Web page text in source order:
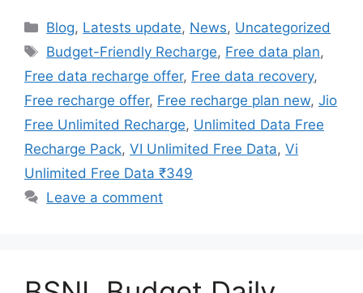
Categories
Blog, Latests update, News, Uncategorized
Tags
Budget-Friendly Recharge, Free data plan,
Free data recharge offer, Free data recovery,
Free recharge offer, Free recharge plan new, Jio
Free Unlimited Recharge, Unlimited Data Free
Recharge Pack, VI Unlimited Free Data, Vi
Unlimited Free Data ₹349
Leave a comment